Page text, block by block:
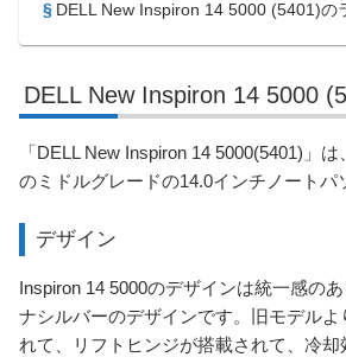
DELL New Inspiron 14 5000 (5401)の
DELL New Inspiron 14 5000
「DELL New Inspiron 14 5000(5401)」
のミドルグレードの14.0インチノートパ
デザイン
Inspiron 14 5000のデザインは統一感の
ナシルバーのデザインです。旧モデルよ
れて、リフトヒンジが搭載されて、冷却